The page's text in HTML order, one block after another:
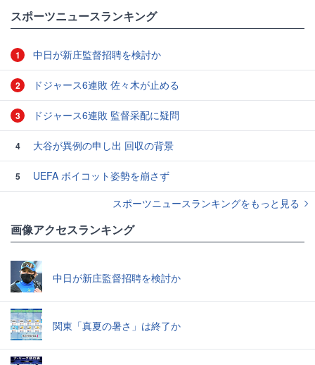
スポーツニュースランキング
1 中日が新庄監督招聘を検討か
2 ドジャース6連敗 佐々木が止める
3 ドジャース6連敗 監督采配に疑問
4 大谷が異例の申し出 回収の背景
5
UEFA ボイコット姿勢を崩さず
スポーツニュースランキングをもっと見る
画像アクセスランキング
中日が新庄監督招聘を検討か
関東「真夏の暑さ」は終了か